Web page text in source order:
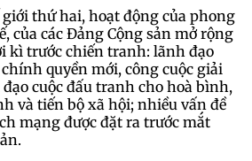
thứ hai, hoạt động của phong
của các Đảng Cộng sản mở rộng
kì trước chiến tranh: lãnh đạo
quyền mới, công cuộc giải
cuộc đấu tranh cho hoà bình,
và tiến bộ xã hội; nhiều vấn đề
mạng được đặt ra trước mắt